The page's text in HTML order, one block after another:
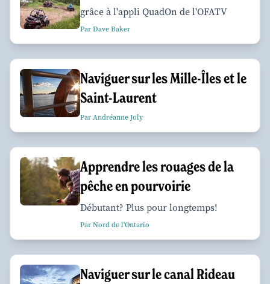
grâce à l'appli QuadOn de l'OFATV
Par Dave Baker
Naviguer sur les Mille-Îles et le
Saint-Laurent
Par Andréanne Joly
Apprendre les rouages de la
pêche en pourvoirie
Débutant? Plus pour longtemps!
Par Nord de l'Ontario
Naviguer sur le canal Rideau